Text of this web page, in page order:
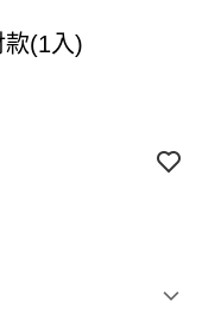
款(1入)